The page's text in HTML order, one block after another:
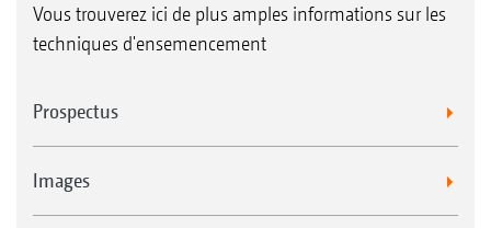
Vous trouverez ici de plus amples informations sur les
techniques d'ensemencement
Prospectus
Images